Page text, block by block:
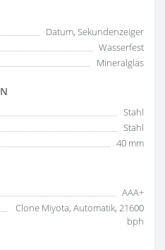
Datum, Sekundenzeiger
Wasserfest
Mineralglas
Stahl
Stahl
40 mm
AAA+
Clone Miyota, Automatik, 21600
bph